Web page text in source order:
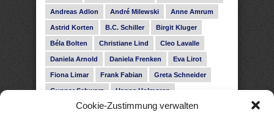
Cookie-Zustimmung verwalten
Andreas Adlon André Milewski Anne Amrum
Astrid Korten B.C. Schiller Birgit Kluger
Béla Bolten Christiane Lind Cleo Lavalle
Daniela Arnold Daniela Frenken Eva Lirot
Fiona Limar Frank Fabian Greta Schneider
Gunnar Schwarz Hanna Holmgren
Heike Fröhling Ina Glahe Ivo Pala J. Vellguth